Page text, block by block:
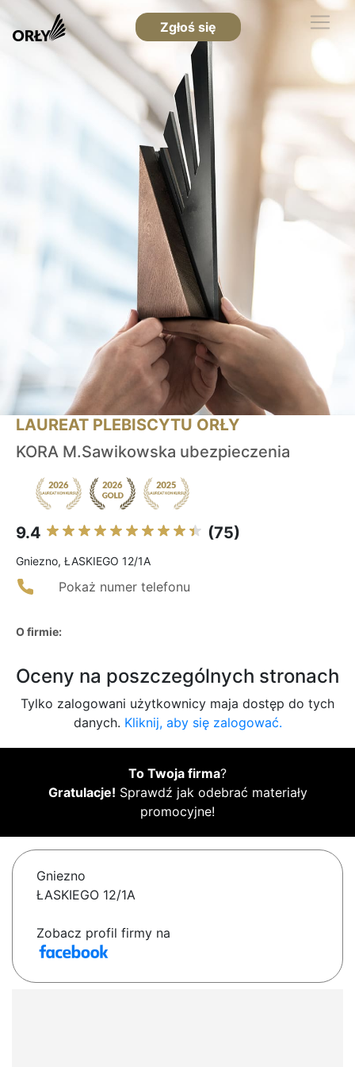
Zgłoś się
LAUREAT PLEBISCYTU ORŁY
KORA M.Sawikowska ubezpieczenia
9.4 (75)
Gniezno, ŁASKIEGO 12/1A
Pokaż numer telefonu
O firmie:
Oceny na poszczególnych stronach
Tylko zalogowani użytkownicy maja dostęp do tych
danych. Kliknij, aby się zalogować.
To Twoja firma?
Gratulacje! Sprawdź jak odebrać materiały
promocyjne!
Gniezno
ŁASKIEGO 12/1A
Zobacz profil firmy na